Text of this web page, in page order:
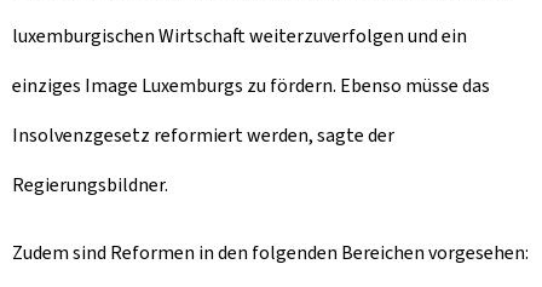
luxemburgischen Wirtschaft weiterzuverfolgen und ein
einziges Image Luxemburgs zu fördern. Ebenso müsse das
Insolvenzgesetz reformiert werden, sagte der
Regierungsbildner.
Zudem sind Reformen in den folgenden Bereichen vorgesehen: